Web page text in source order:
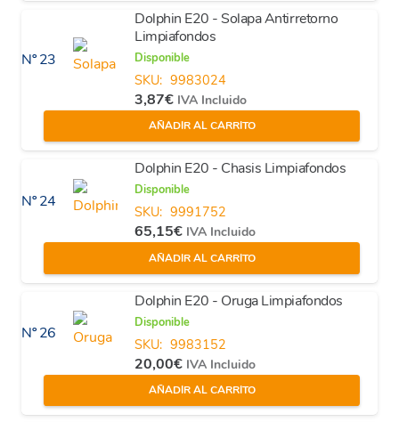
Nº 23
Dolphin E20 - Solapa Antirretorno
Limpiafondos
Disponible
SKU: 9983024
3,87€ IVA Incluido
AÑADIR AL CARRITO
Nº 24
Dolphin E20 - Chasis Limpiafondos
Disponible
SKU: 9991752
65,15€ IVA Incluido
AÑADIR AL CARRITO
Nº 26
Dolphin E20 - Oruga Limpiafondos
Disponible
SKU: 9983152
20,00€ IVA Incluido
AÑADIR AL CARRITO